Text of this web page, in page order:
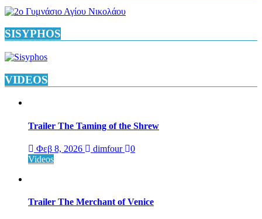
SISYPHOS
VIDEOS
Trailer The Taming of the Shrew
Φεβ 8, 2026 dimfour
0
Videos
Trailer The Merchant of Venice